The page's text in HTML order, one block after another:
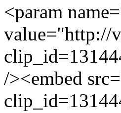
<param
value="http://
/><embed